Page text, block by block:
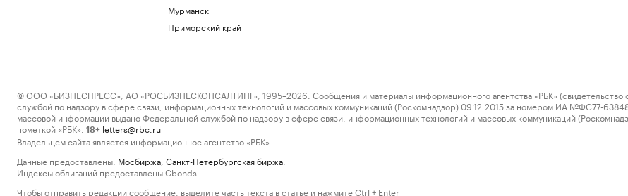
Мурманск
Приморский край
© ООО «БИЗНЕСПРЕСС», АО «РОСБИЗНЕСКОНСАЛТИНГ», 1995–2026. Сообщения и материалы информационного агентства «РБК» (свидетельство
службой по надзору в сфере связи, информационных технологий и массовых коммуникаций (Роскомнадзор) 09.12.2015 за номером ИА №ФС77-
массовой информации выдано Федеральной службой по надзору в сфере связи, информационных технологий и массовых коммуникаций
пометкой «РБК».
18+ letters@rbc.ru
Владельцем сайта является информационное агентство «РБК».
Данные предоставлены: Мосбиржа Санкт-Петербургская биржа
Индексы облигаций предоставлены Cbonds.
Чтобы отправить редакции сообщение, выделите часть текста в статье и нажмите Ctrl + Enter